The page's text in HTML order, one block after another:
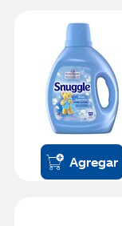
Agregar